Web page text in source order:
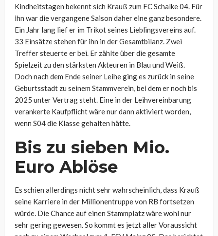
Kindheitstagen bekennt sich Krauß zum FC Schalke 04. Für
ihn war die vergangene Saison daher eine ganz besondere.
Ein Jahr lang lief er im Trikot seines Lieblingsvereins auf.
33 Einsätze stehen für ihn in der Gesamtbilanz. Zwei
Treffer steuerte er bei. Er zählte über die gesamte
Spielzeit zu den stärksten Akteuren in Blau und Weiß.
Doch nach dem Ende seiner Leihe ging es zurück in seine
Geburtsstadt zu seinem Stammverein, bei dem er noch bis
2025 unter Vertrag steht. Eine in der Leihvereinbarung
verankerte Kaufpflicht wäre nur dann aktiviert worden,
wenn S04 die Klasse gehalten hätte.
Bis zu sieben Mio.
Euro Ablöse
Es schien allerdings nicht sehr wahrscheinlich, dass Krauß
seine Karriere in der Millionentruppe von RB fortsetzen
würde. Die Chance auf einen Stammplatz wäre wohl nur
sehr gering gewesen. So kommt es jetzt aller Voraussicht